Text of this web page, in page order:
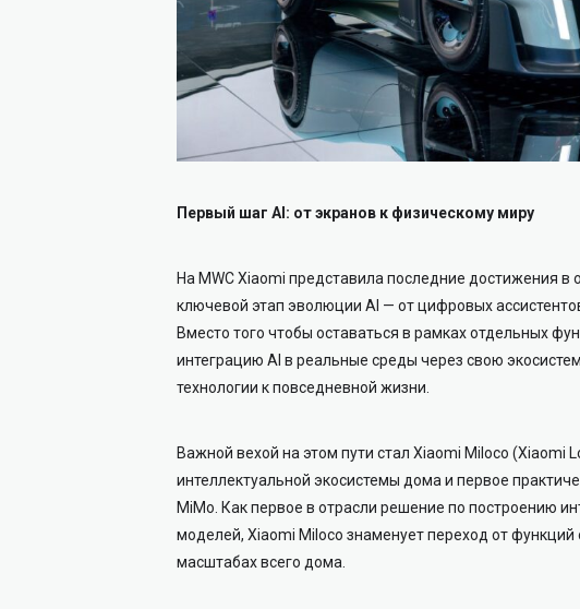
Первый шаг AI: от экранов к физическому миру
На MWC Xiaomi представила последние достижения в
ключевой этап эволюции AI — от цифровых
Вместо того чтобы оставаться в рамках отдельных
интеграцию AI в реальные среды через свою
технологии к повседневной жизни.
Важной вехой на этом пути стал Xiaomi Miloco (Xiaomi
интеллектуальной экосистемы дома и первое
MiMo. Как первое в отрасли решение по построению
моделей, Xiaomi Miloco знаменует переход от функций
масштабах всего дома.